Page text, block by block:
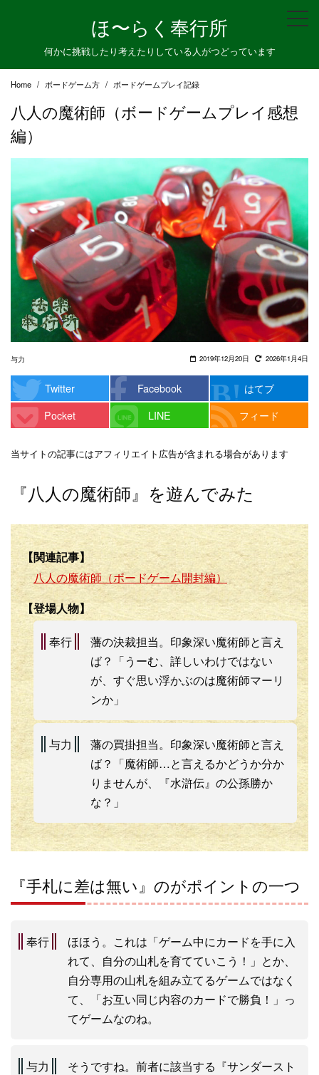
ほ〜らく奉行所
何かに挑戦したり考えたりしている人がつどっています
Home ボードゲーム方 ボードゲームプレイ記録
八人の魔術師（ボードゲームプレイ感想
編）
与力 2019年12月20日 2026年1月4日
Twitter Facebook
はてブ
Pocket
LINE フィード
当サイトの記事にはアフィリエイト広告が含まれる場合があります
『八人の魔術師』を遊んでみた
【関連記事】
八人の魔術師（ボードゲーム開封編）
【登場人物】
奉行
藩の決裁担当。印象深い魔術師と言え
ば？「うーむ、詳しいわけではない
が、すぐ思い浮かぶのは魔術師マーリ
ンか」
与力
藩の買掛担当。印象深い魔術師と言え
ば？「魔術師…と言えるかどうか分か
りませんが、『水滸伝』の公孫勝か
な？」
『手札に差は無い』のがポイントの一つ
奉行
ほほう。これは「ゲーム中にカードを手に入
れて、自分の山札を育てていこう！」とか、
自分専用の山札を組み立てるゲームではなく
て、「お互い同じ内容のカードで勝負！」っ
てゲームなのね。
与力
そうですね。前者に該当する『サンダースト